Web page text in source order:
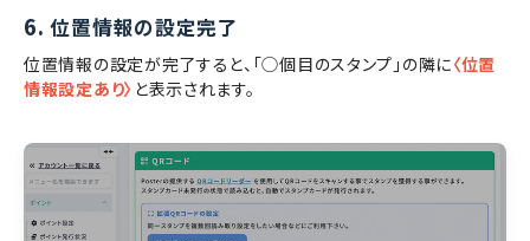
6. 位置情報の設定完了
位置情報の設定が完了すると、「◯個目のスタンプ」の隣に〈位置
情報設定あり〉 と表示されます。